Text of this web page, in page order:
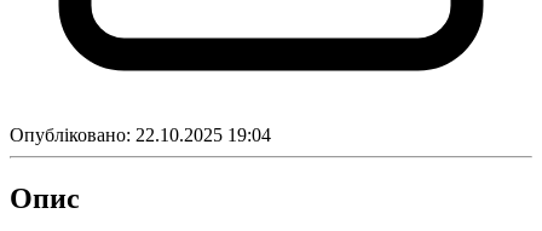
Опубліковано: 22.10.2025 19:04
Опис